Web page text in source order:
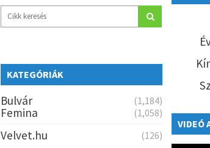
KATEGÓRIÁK
Bulvár (1,184)
Femina (1,058)
Velvet.hu (126)
VIDEÓ